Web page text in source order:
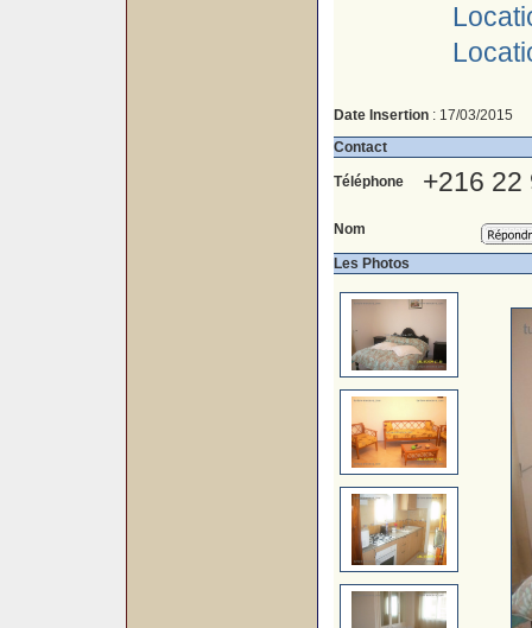
Date Insertion: 17/03/2015
Contact
Téléphone +216 22
Nom
Les Photos